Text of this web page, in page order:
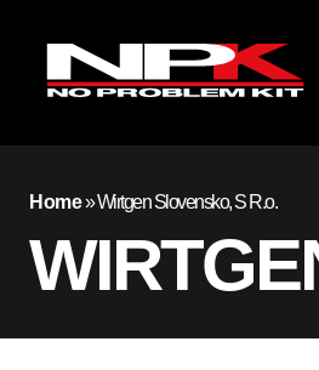
Home»Wirtgen Slovensko, S R.o.